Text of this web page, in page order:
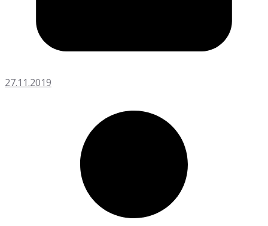
27.11.2019